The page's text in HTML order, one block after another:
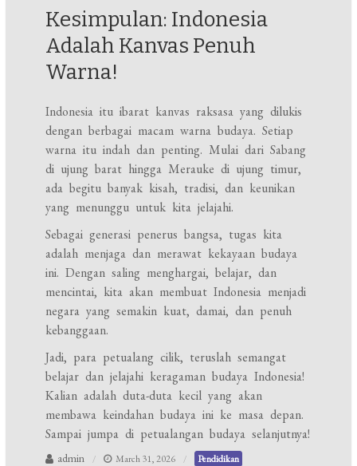
Kesimpulan: Indonesia
Adalah Kanvas Penuh
Warna!
Indonesia itu ibarat kanvas raksasa yang dilukis
dengan berbagai macam warna budaya. Setiap
warna itu indah dan penting. Mulai dari Sabang
di ujung barat hingga Merauke di ujung timur,
ada begitu banyak kisah, tradisi, dan keunikan
yang menunggu untuk kita jelajahi.
Sebagai generasi penerus bangsa, tugas kita
adalah menjaga dan merawat kekayaan budaya
ini. Dengan saling menghargai, belajar, dan
mencintai, kita akan membuat Indonesia menjadi
negara yang semakin kuat, damai, dan penuh
kebanggaan.
Jadi, para petualang cilik, teruslah semangat
belajar dan jelajahi keragaman budaya Indonesia!
Kalian adalah duta-duta kecil yang akan
membawa keindahan budaya ini ke masa depan.
Sampai jumpa di petualangan budaya selanjutnya!
admin March 31, 2026 Pendidikan